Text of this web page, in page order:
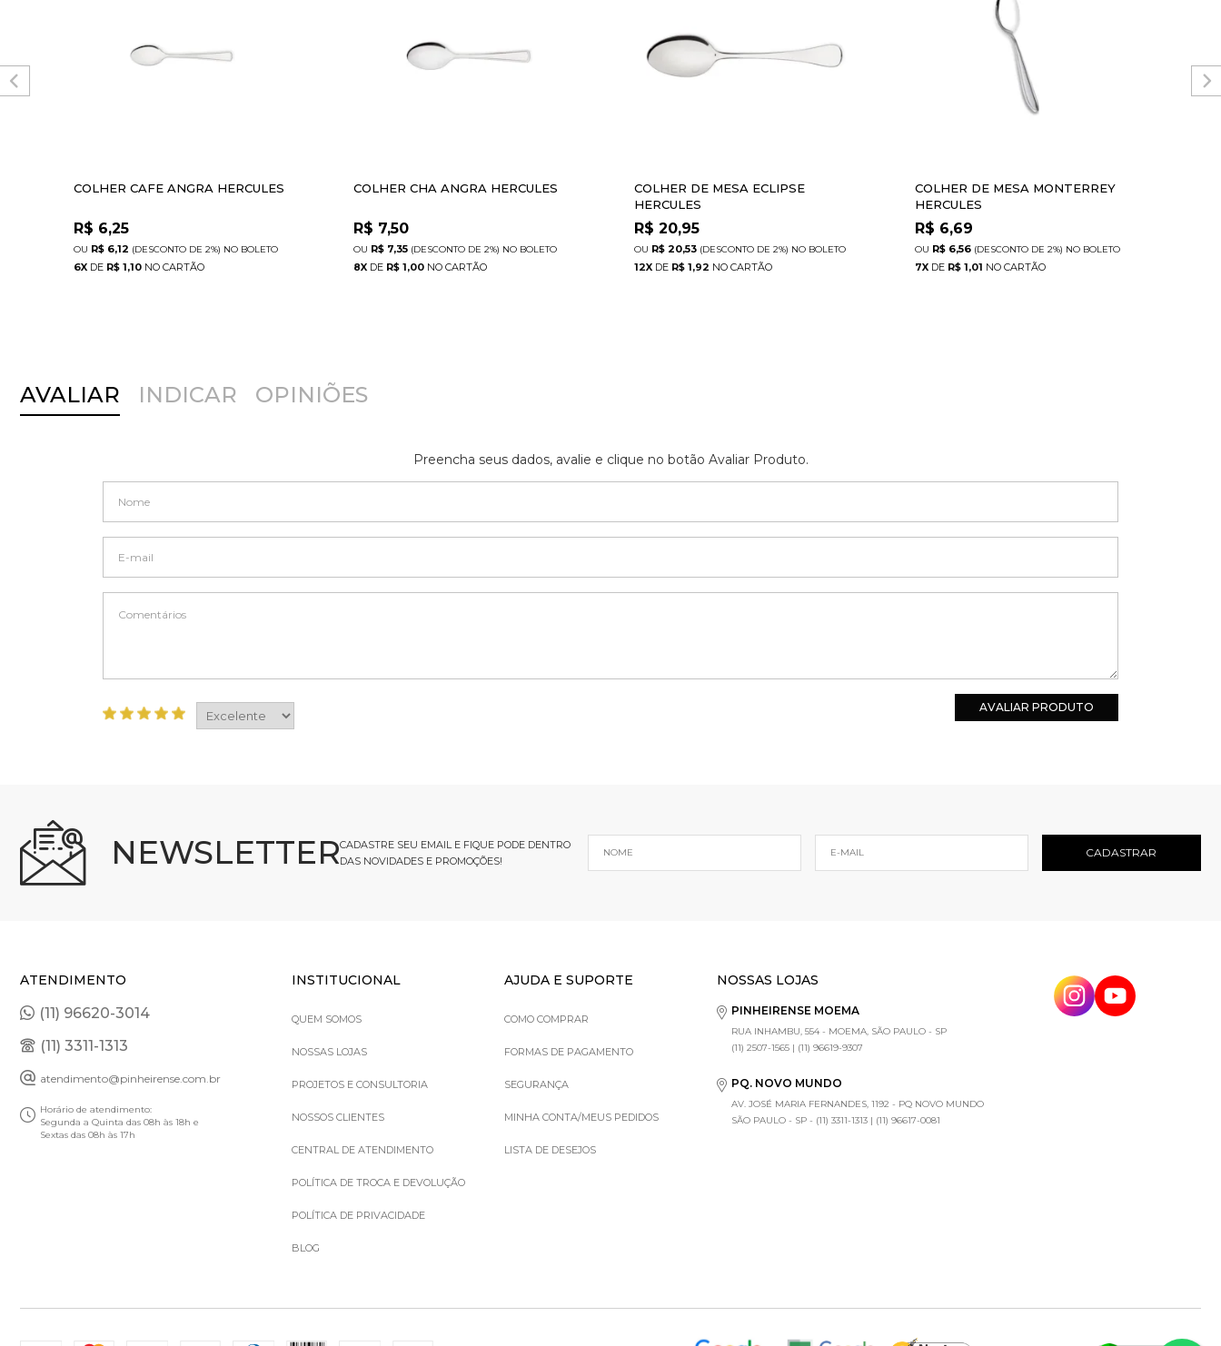
COLHER CAFE ANGRA HERCULES
R$ 6,25
R$ 6,12 (DESCONTO DE 2%) NO BOLETO
6X DE R$ 1,10
COLHER CHA ANGRA HERCULES
R$ 7,50
R$ 7,35 (DESCONTO DE 2%) NO BOLETO
8X DE R$ 1,00
COLHER DE MESA ECLIPSE
HERCULES
R$ 20,95
R$ 20,53 (DESCONTO DE 2%) NO BOLETO
12X DE R$ 1,92
COLHER DE MESA MONTERREY
HERCULES
R$ 6,69
R$ 6,56 (DESCONTO DE 2%) NO BOLETO
7X DE R$ 1,01
AVALIAR INDICAR OPINIÕES
Preencha seus dados, avalie e clique no botão Avaliar Produto.
AVALIAR PRODUTO
NEWSLETTERCADASTRE SEU EMAIL E FIQUE PODE DENTRO
DAS NOVIDADES E PROMOÇÕES!
ATENDIMENTO
(11) 96620-3014
(11) 3311-1313
atendimento@pinheirense.com.br
Horário de atendimento:
Segunda a Quinta das 08h às 18h e
Sextas das 08h às 17h
INSTITUCIONAL
QUEM SOMOS
NOSSAS LOJAS
PROJETOS E CONSULTORIA
NOSSOS CLIENTES
CENTRAL DE ATENDIMENTO
POLÍTICA DE TROCA E DEVOLUÇÃO
POLÍTICA DE PRIVACIDADE
BLOG
AJUDA E SUPORTE
COMO COMPRAR
FORMAS DE PAGAMENTO
SEGURANÇA
MINHA CONTA/MEUS PEDIDOS
LISTA DE DESEJOS
NOSSAS LOJAS
PINHEIRENSE MOEMA
RUA INHAMBU, 554 - MOEMA, SÃO PAULO - SP
(11) 2507-1565 | (11) 96619-9307
PQ. NOVO MUNDO
AV. JOSÉ MARIA FERNANDES, 1192 - PQ NOVO MUNDO
SÃO PAULO - SP - (11) 3311-1313 | (11) 96617-0081